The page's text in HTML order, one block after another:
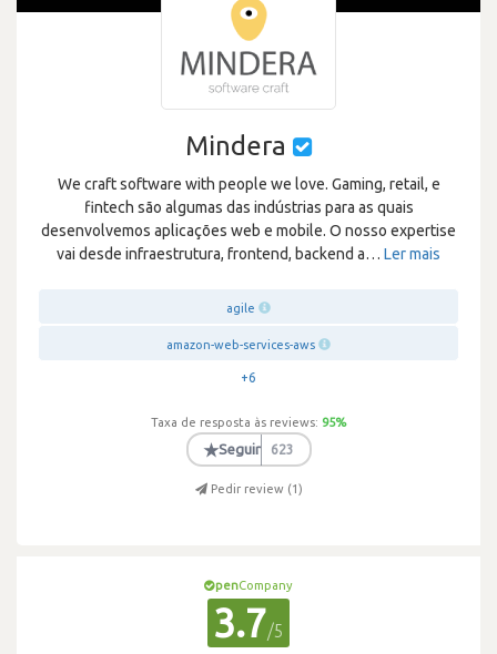
Mindera
We craft software with people we love. Gaming, retail, e
fintech são algumas das indústrias para as quais
desenvolvemos aplicações web e mobile. O nosso expertise
vai desde infraestrutura, frontend, backend a… Ler mais
agile
amazon-web-services-aws
+6
Taxa de resposta às reviews: 95%
★Seguir 623
Pedir review (1)
penCompany
3.7/5